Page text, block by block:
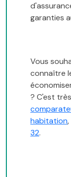
garanties
Vous
connaître
? C'est
habitation
32.